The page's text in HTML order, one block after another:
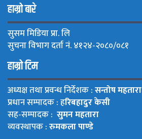
हाम्रो बारे
सुसम मिडिया प्रा. लि
सुचना विभाग दर्ता नं. ४१२४-२०८०/०८१
हाम्रो टिम
अध्यक्ष तथा प्रवन्ध निर्देशक :सन्तोष महतारा
प्रधान सम्पादक : हरिबहादुर केसी
सह-सम्पादक : सुमन महतारा
व्यवस्थापक :रुमकला पाण्डे